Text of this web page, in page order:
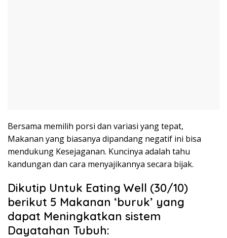
Bersama memilih porsi dan variasi yang tepat,
Makanan yang biasanya dipandang negatif ini bisa
mendukung Kesejaganan. Kuncinya adalah tahu
kandungan dan cara menyajikannya secara bijak.
Dikutip Untuk Eating Well (30/10)
berikut 5 Makanan ‘buruk’ yang
dapat Meningkatkan sistem
Dayatahan Tubuh: